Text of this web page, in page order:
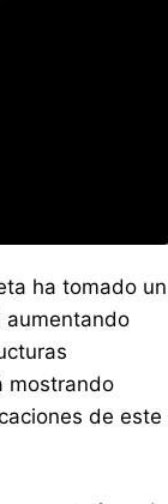
ha tomado un
aumentando
mostrando
de este